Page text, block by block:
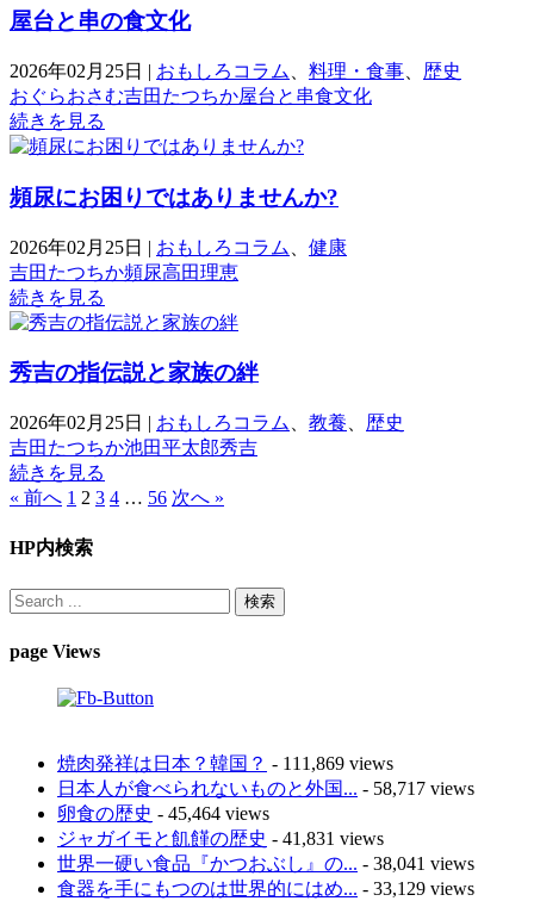
屋台と串の食文化
2026年02月25日 | おもしろコラム 料理・食事
歴史
おぐらおさむ吉田たつちか屋台と串食文化
続きを見る
頻尿にお困りではありませんか?
2026年02月25日 | おもしろコラム
健康
吉田たつちか頻尿高田理恵
続きを見る
秀吉の指伝説と家族の絆
2026年02月25日 | おもしろコラム 教養
歴史
吉田たつちか池田平太郎秀吉
続きを見る
« 前へ 1 2 3 4 … 56 次へ »
HP内検索
page Views
焼肉発祥は日本？韓国？ - 111,869 views
日本人が食べられないものと外国... - 58,717 views
卵食の歴史 - 45,464 views
ジャガイモと飢饉の歴史 - 41,831 views
世界一硬い食品『かつおぶし』の... - 38,041 views
食器を手にもつのは世界的にはめ... - 33,129 views